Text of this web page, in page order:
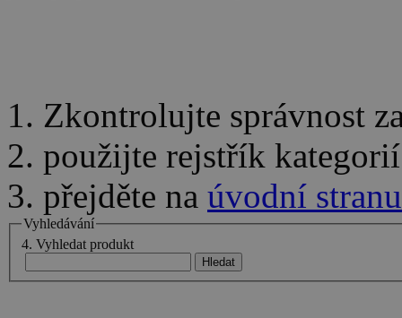
1. Zkontrolujte správnost
2. použijte rejstřík
3. přejděte na úvodní stranu
4. Vyhledat produkt
Vyhledávání